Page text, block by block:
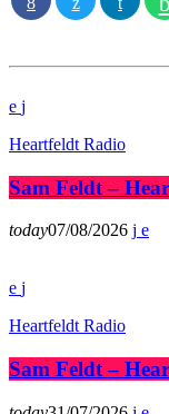
Heartfeldt Radio
Sam Feldt –
today07/08/2026
Heartfeldt Radio
Sam Feldt –